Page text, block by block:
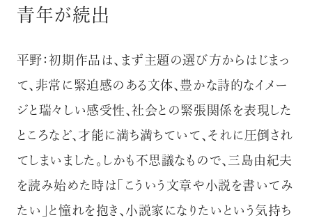
青年が続出
平野：初期作品は、まず主題の選び方からはじまっ
て、非常に緊迫感のある文体、豊かな詩的なイメー
ジと瑞々しい感受性、社会との緊張関係を表現した
ところなど、才能に満ち満ちていて、それに圧倒され
てしまいました。しかも不思議なもので、三島由紀夫
を読み始めた時は「こういう文章や小説を書いてみ
たい」と憧れを抱き、小説家になりたいという気持ち